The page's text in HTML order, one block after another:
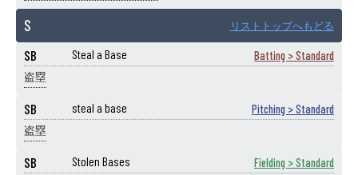
S リストトップへもどる
SB Steal a Base Batting > Standard
盗塁
SB steal a base Pitching > Standard
盗塁
SB Stolen Bases Fielding > Standard